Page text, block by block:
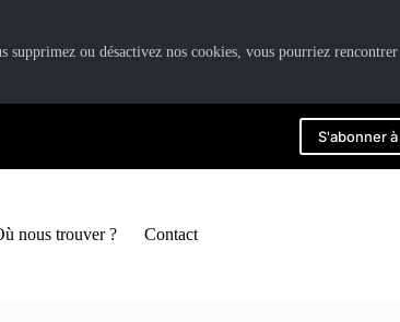
S'abonner
nous trouver ? Contact
ou désactivez nos cookies, vous pourriez rencontrer